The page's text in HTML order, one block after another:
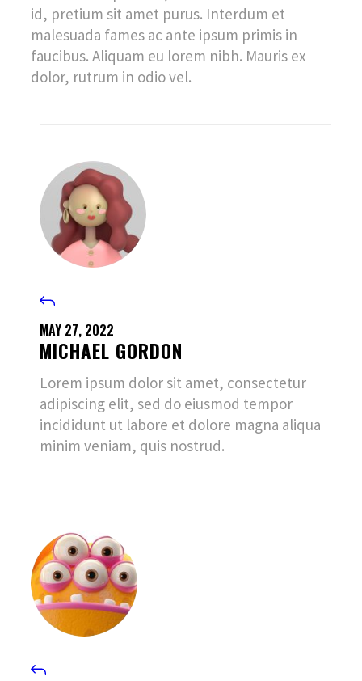
id, pretium sit amet purus. Interdum et
malesuada fames ac ante ipsum primis in
faucibus. Aliquam eu lorem nibh. Mauris ex
dolor, rutrum in odio vel.
MAY 27, 2022
MICHAEL GORDON
Lorem ipsum dolor sit amet, consectetur
adipiscing elit, sed do eiusmod tempor
incididunt ut labore et dolore magna aliqua
minim veniam, quis nostrud.